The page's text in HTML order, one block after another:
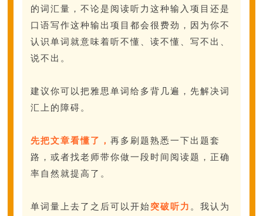
的词汇量，不论是阅读听力这种输入项目还是
口语写作这种输出项目都会很费劲，因为你不
认识单词就意味着听不懂、读不懂、写不出、
说不出。
建议你可以把雅思单词给多背几遍，先解决词
汇上的障碍。
先把文章看懂了，再多刷题熟悉一下出题套
路，或者找老师带你做一段时间阅读题，正确
率自然就提高了。
单词量上去了之后可以开始突破听力 。我认为